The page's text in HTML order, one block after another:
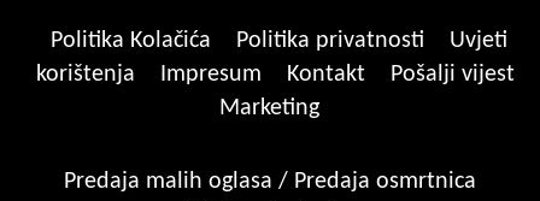
Politika Kolačića Politika privatnosti
Uvjeti
korištenja
Impresum Kontakt
Pošalji vijest
Marketing
Predaja malih oglasa / Predaja osmrtnica